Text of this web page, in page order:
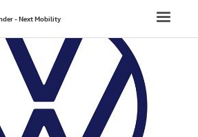
FORSIDE
NYE
NYE VAREBILER
Toggle
- Next Mobility